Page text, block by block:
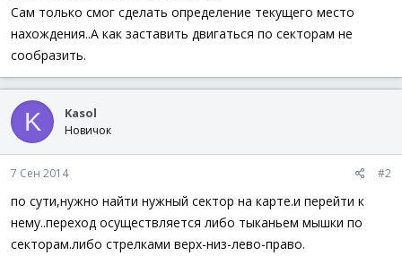
Сам только смог сделать определение текущего место
нахождения..А как заставить двигаться по секторам не
сообразить.
K Kasol
Новичок
7 Сен 2014 #2
по сути,нужно найти нужный сектор на карте.и перейти к
нему..переход осуществляется либо тыканьем мышки по
секторам.либо стрелками верх-низ-лево-право.